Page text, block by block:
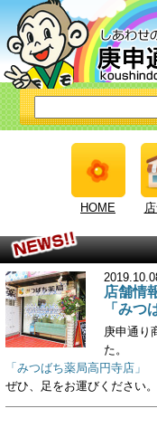
HOME
店舗情
「みつ
庚申通り
た。
「みつばち薬局高円寺店」
ぜひ、足をお運びください。